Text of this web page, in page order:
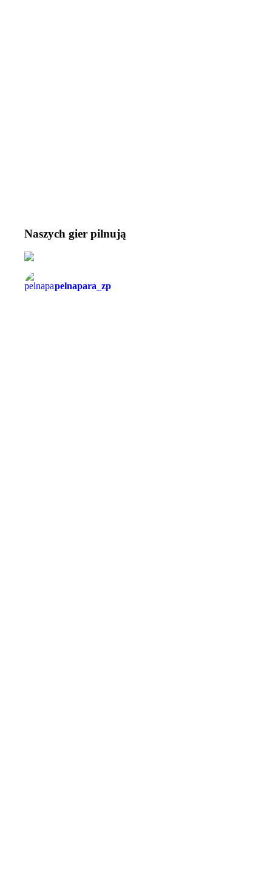
Naszych gier pilnują
pelnapara_zp